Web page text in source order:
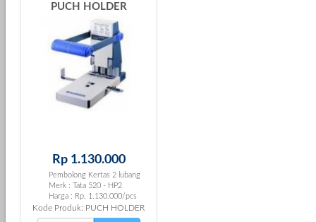
PUCH HOLDER
Rp 1.130.000
Pembolong Kertas 2 lubang
Merk : Tata 520 - HP2
Harga : Rp. 1.130.000/pcs
Kode Produk: PUCH HOLDER